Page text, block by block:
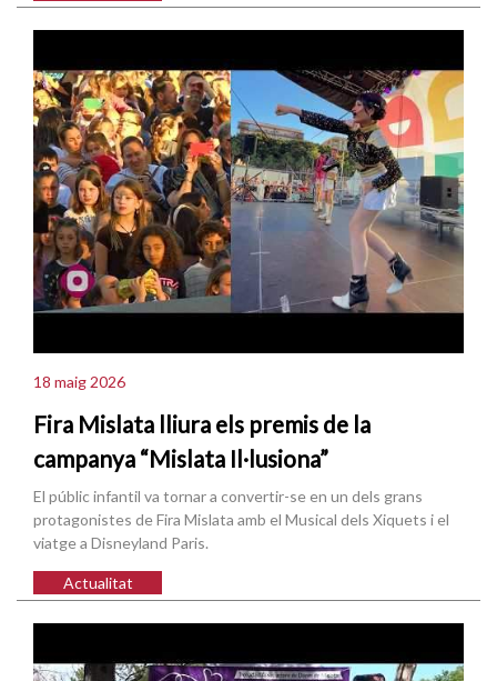
18 maig 2026
Fira Mislata lliura els premis de la
campanya “Mislata Il·lusiona”
El públic infantil va tornar a convertir-se en un dels grans
protagonistes de Fira Mislata amb el Musical dels Xiquets i el
viatge a Disneyland Paris.
Actualitat